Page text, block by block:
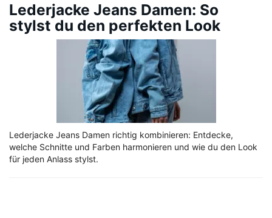
Lederjacke Jeans Damen: So
stylst du den perfekten Look
Lederjacke Jeans Damen richtig kombinieren: Entdecke,
welche Schnitte und Farben harmonieren und wie du den Look
für jeden Anlass stylst.